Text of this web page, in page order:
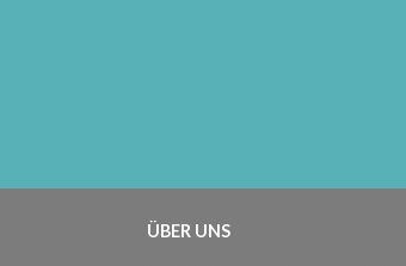
ÜBER UNS